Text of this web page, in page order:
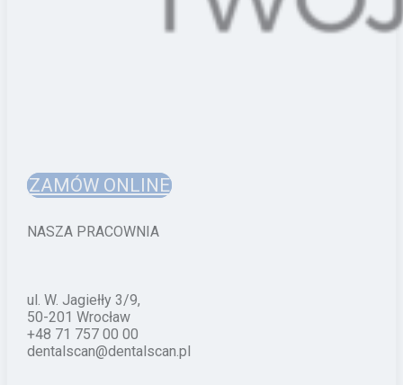
ZAMÓW ONLINE
NASZA PRACOWNIA
ul. W. Jagiełły 3/9,
50-201 Wrocław
+48 71 757 00 00
dentalscan@dentalscan.pl